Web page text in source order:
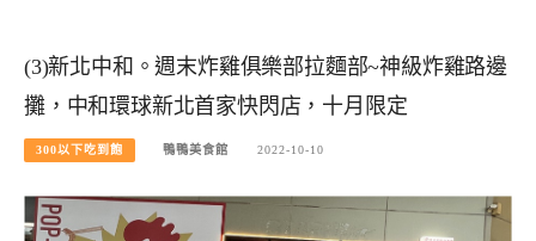
(3)新北中和。週末炸雞俱樂部拉麵部~神級炸雞路邊
攤，中和環球新北首家快閃店，十月限定
300以下吃到飽 鴨鴨美食館 2022-10-10